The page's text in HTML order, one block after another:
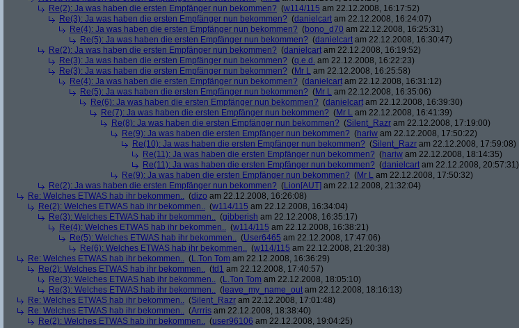
Re(2): Ja was haben die ersten Empfänger nun bekommen? (w114/115 am 22.12.2008, 16:17:52)
Re(3): Ja was haben die ersten Empfänger nun bekommen? (danielcart am 22.12.2008, 16:24:07)
Re(4): Ja was haben die ersten Empfänger nun bekommen? (bono_d70 am 22.12.2008, 16:25:31)
Re(5): Ja was haben die ersten Empfänger nun bekommen? (danielcart am 22.12.2008, 16:30:47)
Re(2): Ja was haben die ersten Empfänger nun bekommen? (danielcart am 22.12.2008, 16:19:52)
Re(3): Ja was haben die ersten Empfänger nun bekommen? (q.e.d. am 22.12.2008, 16:22:23)
Re(3): Ja was haben die ersten Empfänger nun bekommen? (Mr L am 22.12.2008, 16:25:58)
Re(4): Ja was haben die ersten Empfänger nun bekommen? (danielcart am 22.12.2008, 16:31:12)
Re(5): Ja was haben die ersten Empfänger nun bekommen? (Mr L am 22.12.2008, 16:35:06)
Re(6): Ja was haben die ersten Empfänger nun bekommen? (danielcart am 22.12.2008, 16:39:30)
Re(7): Ja was haben die ersten Empfänger nun bekommen? (Mr L am 22.12.2008, 16:41:39)
Re(8): Ja was haben die ersten Empfänger nun bekommen? (Silent_Razr am 22.12.2008, 17:19:00)
Re(9): Ja was haben die ersten Empfänger nun bekommen? (hariw am 22.12.2008, 17:50:22)
Re(10): Ja was haben die ersten Empfänger nun bekommen? (Silent_Razr am 22.12.2008, 17:59:08)
Re(11): Ja was haben die ersten Empfänger nun bekommen? (hariw am 22.12.2008, 18:14:35)
Re(11): Ja was haben die ersten Empfänger nun bekommen? (danielcart am 22.12.2008, 20:57:31)
Re(9): Ja was haben die ersten Empfänger nun bekommen? (Mr L am 22.12.2008, 17:50:32)
Re(2): Ja was haben die ersten Empfänger nun bekommen? (Lion[AUT] am 22.12.2008, 21:32:04)
Re: Welches ETWAS hab ihr bekommen.. (dizo am 22.12.2008, 16:26:08)
Re(2): Welches ETWAS hab ihr bekommen.. (w114/115 am 22.12.2008, 16:34:04)
Re(3): Welches ETWAS hab ihr bekommen.. (gibberish am 22.12.2008, 16:35:17)
Re(4): Welches ETWAS hab ihr bekommen.. (w114/115 am 22.12.2008, 16:38:21)
Re(5): Welches ETWAS hab ihr bekommen.. (User6465 am 22.12.2008, 17:47:06)
Re(6): Welches ETWAS hab ihr bekommen.. (w114/115 am 22.12.2008, 21:20:38)
Re: Welches ETWAS hab ihr bekommen.. (L.Ton Tom am 22.12.2008, 16:36:29)
Re(2): Welches ETWAS hab ihr bekommen.. (td1 am 22.12.2008, 17:40:57)
Re(3): Welches ETWAS hab ihr bekommen.. (L.Ton Tom am 22.12.2008, 18:05:10)
Re(3): Welches ETWAS hab ihr bekommen.. ( leave_my_name_out am 22.12.2008, 18:16:13)
Re: Welches ETWAS hab ihr bekommen.. (Silent_Razr am 22.12.2008, 17:01:48)
Re: Welches ETWAS hab ihr bekommen.. (Arrris am 22.12.2008, 18:38:40)
Re(2): Welches ETWAS hab ihr bekommen.. (user96106 am 22.12.2008, 19:04:25)